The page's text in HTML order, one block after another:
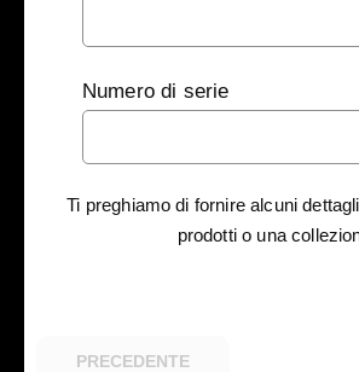
Numero di serie
Ti preghiamo di fornire alcuni
prodotti o una
PRECEDENTE